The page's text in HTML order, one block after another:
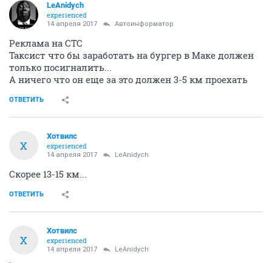
LeAnidych
experienced
14 апреля 2017 Автоинформатор
Реклама на СТС
Таксист что бы заработать на бургер в Маке должен
только посигналить...
А ничего что он еще за это должен 3-5 км проехать
ОТВЕТИТЬ
Х
Хотвилс
experienced
14 апреля 2017 LeAnidych
Скорее 13-15 км...
ОТВЕТИТЬ
Х
Хотвилс
experienced
14 апреля 2017 LeAnidych